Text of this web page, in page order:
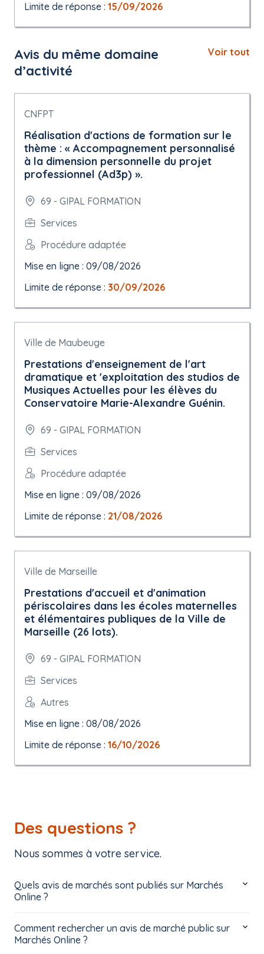
Limite de réponse : 15/09/2026
Avis du même domaine
d’activité
Voir tout
CNFPT
Réalisation d'actions de formation sur le
thème : « Accompagnement personnalisé
à la dimension personnelle du projet
professionnel (Ad3p) ».
69 - GIPAL FORMATION
Services
Procédure adaptée
Mise en ligne : 09/08/2026
Limite de réponse : 30/09/2026
Ville de Maubeuge
Prestations d'enseignement de l'art
dramatique et 'exploitation des studios de
Musiques Actuelles pour les élèves du
Conservatoire Marie-Alexandre Guénin.
69 - GIPAL FORMATION
Services
Procédure adaptée
Mise en ligne : 09/08/2026
Limite de réponse : 21/08/2026
Ville de Marseille
Prestations d'accueil et d'animation
périscolaires dans les écoles maternelles
et élémentaires publiques de la Ville de
Marseille (26 lots).
69 - GIPAL FORMATION
Services
Autres
Mise en ligne : 08/08/2026
Limite de réponse : 16/10/2026
Des questions ?
Nous sommes à votre service.
Quels avis de marchés sont publiés sur Marchés
Online ?
Comment rechercher un avis de marché public sur
Marchés Online ?